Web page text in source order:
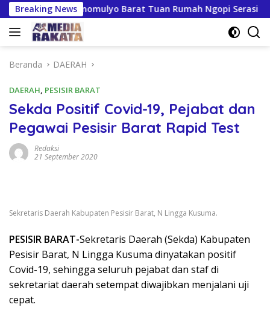
Langsung
ke
konten
Breaking News
Kresnomulyo Barat Tuan Rumah Ngopi Serasi Ke-29
Beranda DAERAH
DAERAH, PESISIR BARAT
Sekda Positif Covid-19, Pejabat dan
Pegawai Pesisir Barat Rapid Test
Redaksi
21 September 2020
Sekretaris Daerah Kabupaten Pesisir Barat, N Lingga Kusuma.
PESISIR BARAT-Sekretaris Daerah (Sekda) Kabupaten
Pesisir Barat, N Lingga Kusuma dinyatakan positif
Covid-19, sehingga seluruh pejabat dan staf di
sekretariat daerah setempat diwajibkan menjalani uji
cepat.